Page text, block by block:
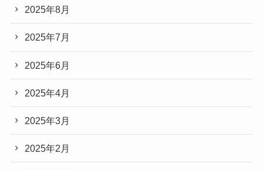
2025年8月
2025年7月
2025年6月
2025年4月
2025年3月
2025年2月